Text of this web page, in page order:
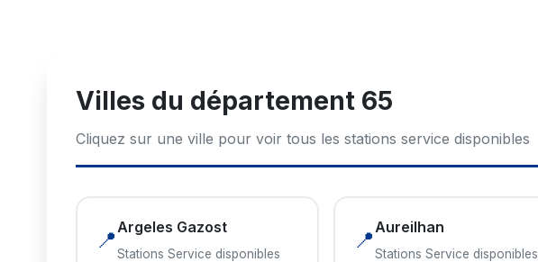
Villes du département 65
Cliquez sur une ville pour voir tous les stations service disponibles
📍Argeles Gazost
Stations Service disponibles
📍Aureilhan
Stations Service disponibles